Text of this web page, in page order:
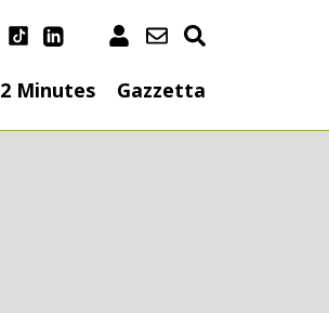
2 Minutes Gazzetta